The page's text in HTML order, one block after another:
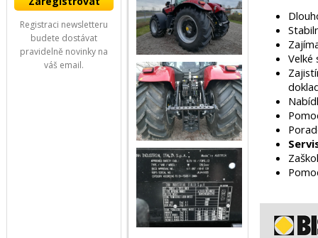
Velké
Registraci newsletteru
budete dostávat
pravidelně novinky na
váš email.